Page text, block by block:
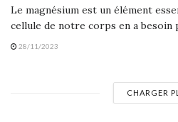
Le magnésium est un élément
cellule de notre corps en a besoin
28/11/2023
CHARGER